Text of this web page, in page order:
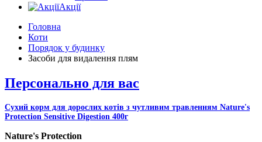
Акції
Головна
Коти
Порядок у будинку
Засоби для видалення плям
Персонально для вас
Сухий корм для дорослих котів з чутливим травленням Nature's
Protection Sensitive Digestion 400г
Nature's Protection